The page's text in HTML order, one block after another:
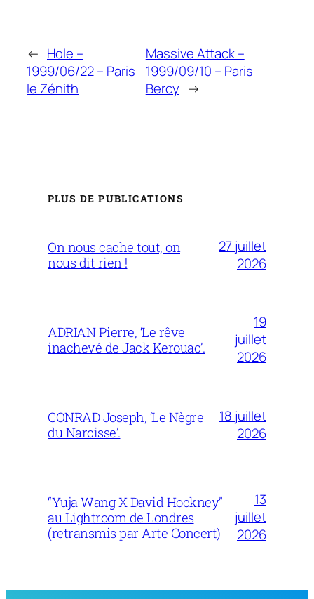
← Hole –
1999/06/22 – Paris
le Zénith
Massive Attack –
1999/09/10 – Paris
Bercy →
PLUS DE PUBLICATIONS
On nous cache tout, on
nous dit rien !
27 juillet
2026
ADRIAN Pierre, ‘Le rêve
inachevé de Jack Kerouac’.
19
juillet
2026
CONRAD Joseph, ‘Le Nègre
du Narcisse’.
18 juillet
2026
“Yuja Wang X David Hockney”
au Lightroom de Londres
(retransmis par Arte Concert)
13
juillet
2026